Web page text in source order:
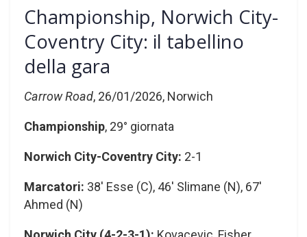
Championship, Norwich City-
Coventry City: il tabellino
della gara
Carrow Road, 26/01/2026, Norwich
Championship, 29° giornata
Norwich City-Coventry City: 2-1
Marcatori: 38′ Esse (C), 46′ Slimane (N), 67′
Ahmed (N)